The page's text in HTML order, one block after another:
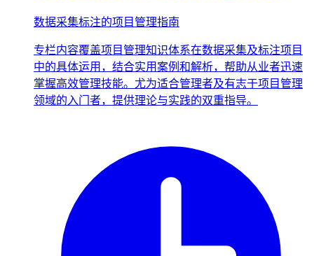
数据采集标注的项目管理指南
专栏内容覆盖项目管理知识体系在数据采集及标注项目
中的具体运用，结合实用案例和解析，帮助从业者迅速
掌握高效管理技能。尤为适合管理者及有志于项目管理
领域的入门者，提供理论与实践的双重指导。